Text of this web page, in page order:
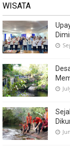
WISATA